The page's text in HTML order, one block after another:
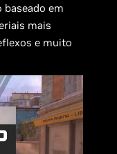
em
mais
e muito